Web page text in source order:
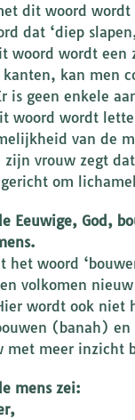
dit woord wordt
dat ‘diep
woord wordt een
kan men
is geen enkele
woord wordt
van de
zijn vrouw zegt
om
Eeuwige, God,
het woord
volkomen
wordt ook niet
(banah)
met meer inzicht
mens zei:
keer,